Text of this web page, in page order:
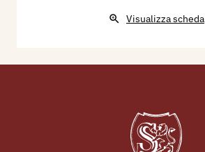
Visualizza scheda